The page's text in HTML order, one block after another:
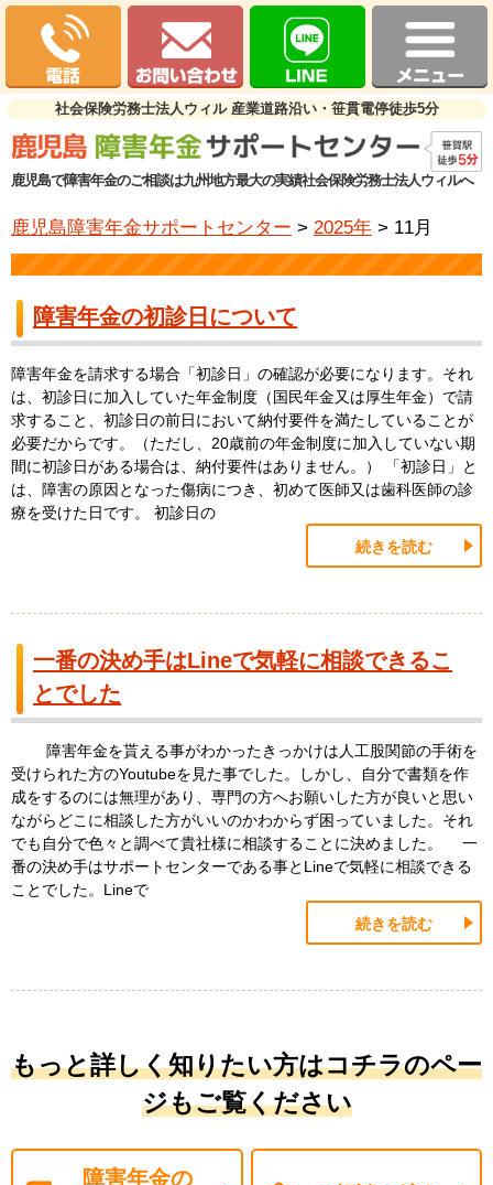
社会保険労務士法人ウィル 産業道路沿い・笹貫電停徒歩5分
鹿児島で障害年金のご相談は九州地方最大の実績社会保険労務士法人ウィルへ
鹿児島障害年金サポートセンター > 2025年 > 11月
障害年金の初診日について
障害年金を請求する場合「初診日」の確認が必要になります。それ
は、初診日に加入していた年金制度（国民年金又は厚生年金）で請
求すること、初診日の前日において納付要件を満たしていることが
必要だからです。（ただし、20歳前の年金制度に加入していない期
間に初診日がある場合は、納付要件はありません。） 「初診日」と
は、障害の原因となった傷病につき、初めて医師又は歯科医師の診
療を受けた日です。 初診日の
続きを読む
一番の決め手はLineで気軽に相談できるこ
とでした
障害年金を貰える事がわかったきっかけは人工股関節の手術を
受けられた方のYoutubeを見た事でした。しかし、自分で書類を作
成をするのには無理があり、専門の方へお願いした方が良いと思い
ながらどこに相談した方がいいのかわからず困っていました。それ
でも自分で色々と調べて貴社様に相談することに決めました。 一
番の決め手はサポートセンターである事とLineで気軽に相談できる
ことでした。Lineで
続きを読む
もっと詳しく知りたい方はコチラのペー
ジもご覧ください
障害年金の